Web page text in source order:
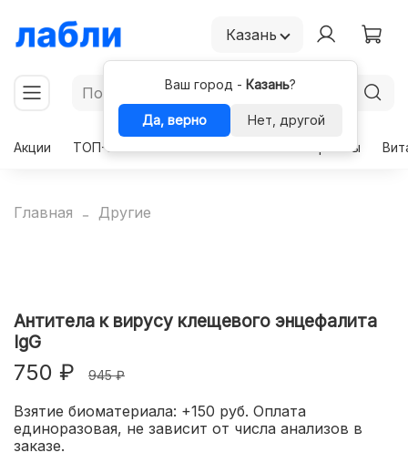
Казань
Ваш город - Казань?
Да, верно
Нет, другой
Акции
ТОП-50 Гормоны
Главная Другие
Антитела к вирусу клещевого энцефалита
IgG
750 ₽ 945 ₽
Взятие биоматериала: +150 руб. Оплата
единоразовая, не зависит от числа анализов в
заказе.